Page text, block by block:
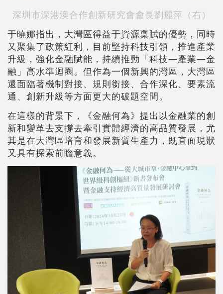
深圳市深港澳合作創新研究會會長劉麗萍（右）
于曉娜指出，大灣區得益于資源稟賦的優勢，同時
又聚集了政策紅利，目前堅持科技引領，推進產業
升級，強化金融賦能，持續推動「科技—產業—金
融」高水準迴圈。但作為一個新興的灣區，大灣區
還面臨著機制對接、規則銜接、合作深化、要素流
通、創新升級等方面更大的破題空間。
在這樣的背景下，《金融何為》提出以金融業的創
新和變革去支撐去牽引實體經濟的高品質發展，尤
其是在大灣區培育和發展新質生產力，既直面現狀
又具有探索前瞻意義。